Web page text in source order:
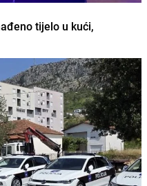
tijelo u kući,